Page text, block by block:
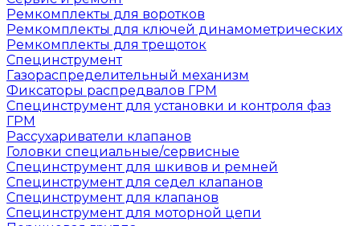
Ремкомплекты для воротков
Ремкомплекты для ключей динамометрических
Ремкомплекты для трещоток
Специнструмент
Газораспределительный механизм
Фиксаторы распредвалов ГРМ
Специнструмент для установки и контроля фаз
ГРМ
Рассухариватели клапанов
Головки специальные/сервисные
Специнструмент для шкивов и ремней
Специнструмент для седел клапанов
Специнструмент для клапанов
Специнструмент для моторной цепи